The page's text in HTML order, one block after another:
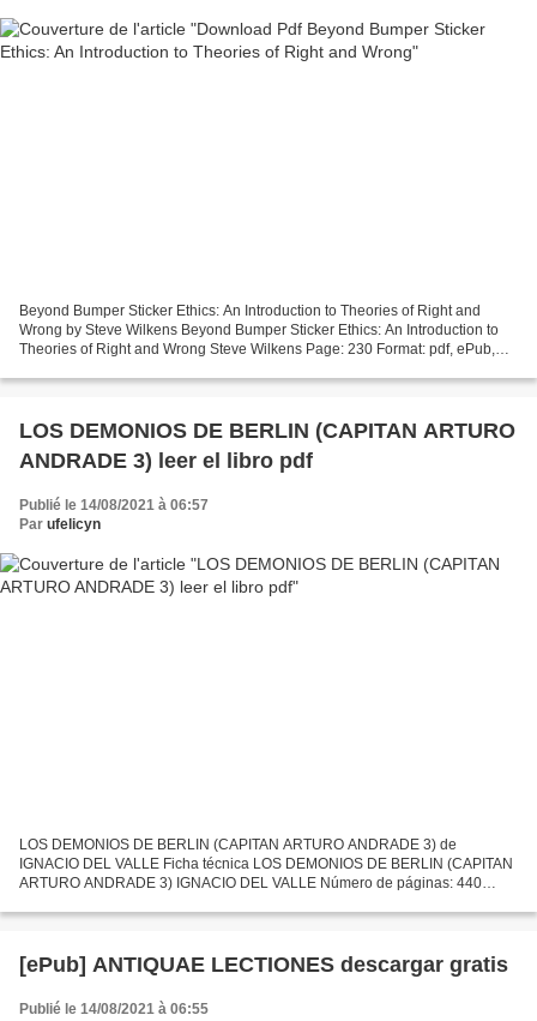
Beyond Bumper Sticker Ethics: An Introduction to Theories of Right and
Wrong by Steve Wilkens Beyond Bumper Sticker Ethics: An Introduction to
Theories of Right and Wrong Steve Wilkens Page: 230 Format: pdf, ePub,
LOS DEMONIOS DE BERLIN (CAPITAN ARTURO
ANDRADE 3) leer el libro pdf
Publié le 14/08/2021 à 06:57
Par ufelicyn
LOS DEMONIOS DE BERLIN (CAPITAN ARTURO ANDRADE 3) de
IGNACIO DEL VALLE Ficha técnica LOS DEMONIOS DE BERLIN (CAPITAN
ARTURO ANDRADE 3) IGNACIO DEL VALLE Número de páginas: 440
9788420419725 Editorial:...
[ePub] ANTIQUAE LECTIONES descargar gratis
Publié le 14/08/2021 à 06:55